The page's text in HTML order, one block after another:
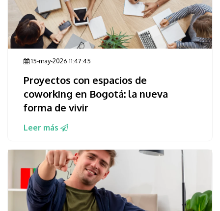
15-may-2026 11:47:45
Proyectos con espacios de
coworking en Bogotá: la nueva
forma de vivir
Leer más